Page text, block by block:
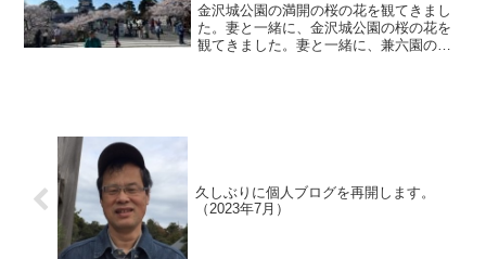
金沢城公園の満開の桜の花を観てきまし
た。妻と一緒に、金沢城公園の桜の花を
観てきました。妻と一緒に、兼六園の桜
久しぶりに個人ブログを再開します。
（2023年7月）